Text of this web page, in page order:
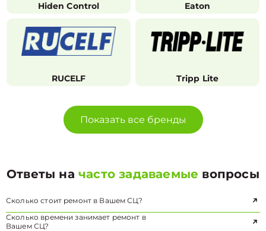
Hiden Control Eaton
RUCELF Tripp Lite
Показать все бренды
Ответы начасто задаваемые вопросы
Сколько стоит ремонт в Вашем СЦ?
Сколько времени занимает ремонт в
Вашем СЦ?